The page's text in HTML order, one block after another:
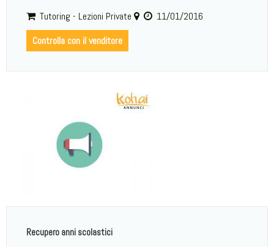
Tutoring - Lezioni Private
11/01/2016
Controlla con il venditore
Recupero anni scolastici